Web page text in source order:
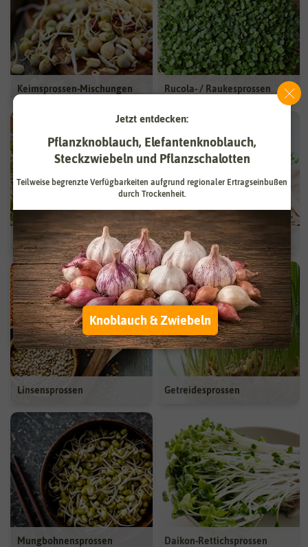
Keimsprossen-Mischungen Rucola- / Raukesprossen
Senfsprossen Radiessprossen
Linsensprossen Getreidesprossen
Mungbohnensprossen Daikon-Rettichsprossen
Jetzt entdecken:
Pflanzknoblauch, Elefantenknoblauch,
Steckzwiebeln und Pflanzschalotten
Teilweise begrenzte Verfügbarkeiten aufgrund regionaler Ertragseinbußen
durch Trockenheit.
Knoblauch & Zwiebeln